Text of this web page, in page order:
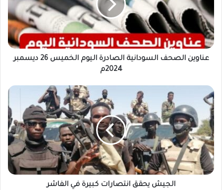
اليوم
الخميس
26
ديسمبر
2024م
عناوين الصحف السودانية الصادرة اليوم الخميس 26 ديسمبر
2024م
الجيش
يحقق
انتصارات
كبيرة
في
الفاشر
الجيش يحقق انتصارات كبيرة في الفاشر